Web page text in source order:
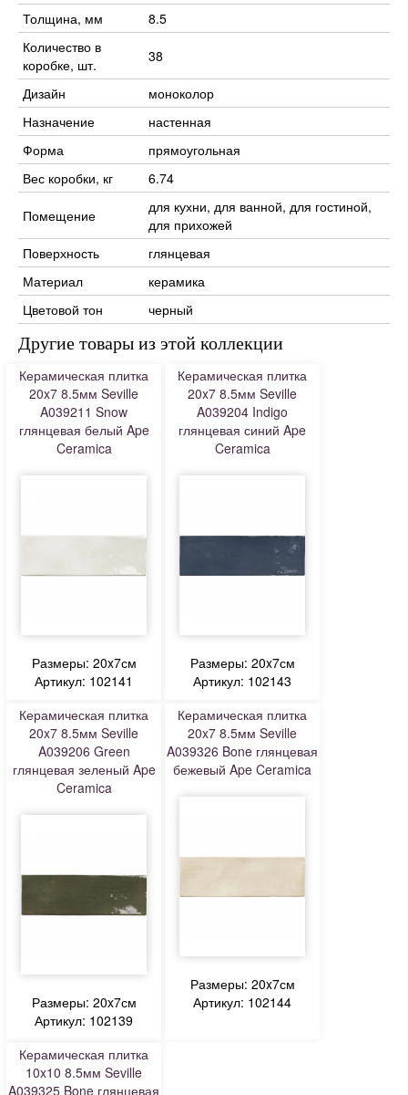
Толщина, мм
8.5
Количество в
коробке, шт.
38
Дизайн
моноколор
Назначение
настенная
Форма
прямоугольная
Вес коробки, кг
6.74
Помещение
для кухни, для ванной, для гостиной,
для прихожей
Поверхность
глянцевая
Материал
керамика
Цветовой тон
черный
Другие товары из этой коллекции
Керамическая плитка
20x7 8.5мм Seville
A039211 Snow
глянцевая белый Ape
Ceramica
Размеры: 20x7см
Артикул: 102141
Керамическая плитка
20x7 8.5мм Seville
A039204 Indigo
глянцевая синий Ape
Ceramica
Размеры: 20x7см
Артикул: 102143
Керамическая плитка
20x7 8.5мм Seville
A039206 Green
глянцевая зеленый Ape
Ceramica
Размеры: 20x7см
Артикул: 102139
Керамическая плитка
20x7 8.5мм Seville
A039326 Bone глянцевая
бежевый Ape Ceramica
Размеры: 20x7см
Артикул: 102144
Керамическая плитка
10x10 8.5мм Seville
A039325 Bone глянцевая